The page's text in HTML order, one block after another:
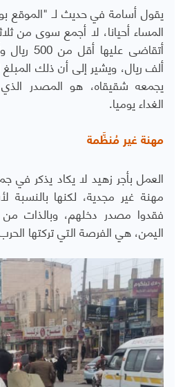
يقول أسامة في حديث لـ
المساء أحيانا، لا أجمع سوى من
أتقاضى
ألف ريال، ويشير إلى أن ذلك المبلغ
يجمعه شقيقاه، هو المصدر
الغداء يوميا.
مهنة غير مُنظَّمة
العمل بأجر زهيد لا يكاد يذكر في
مهنة غير مجدية، لكنها بالنسبة
فقدوا مصدر دخلهم، وبالذات
اليمن، هي الفرصة التي تركتها